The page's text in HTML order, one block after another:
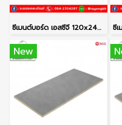
ซีเมนต์บอร์ด เอสซีจี 120x240x1.0 ซม.
New